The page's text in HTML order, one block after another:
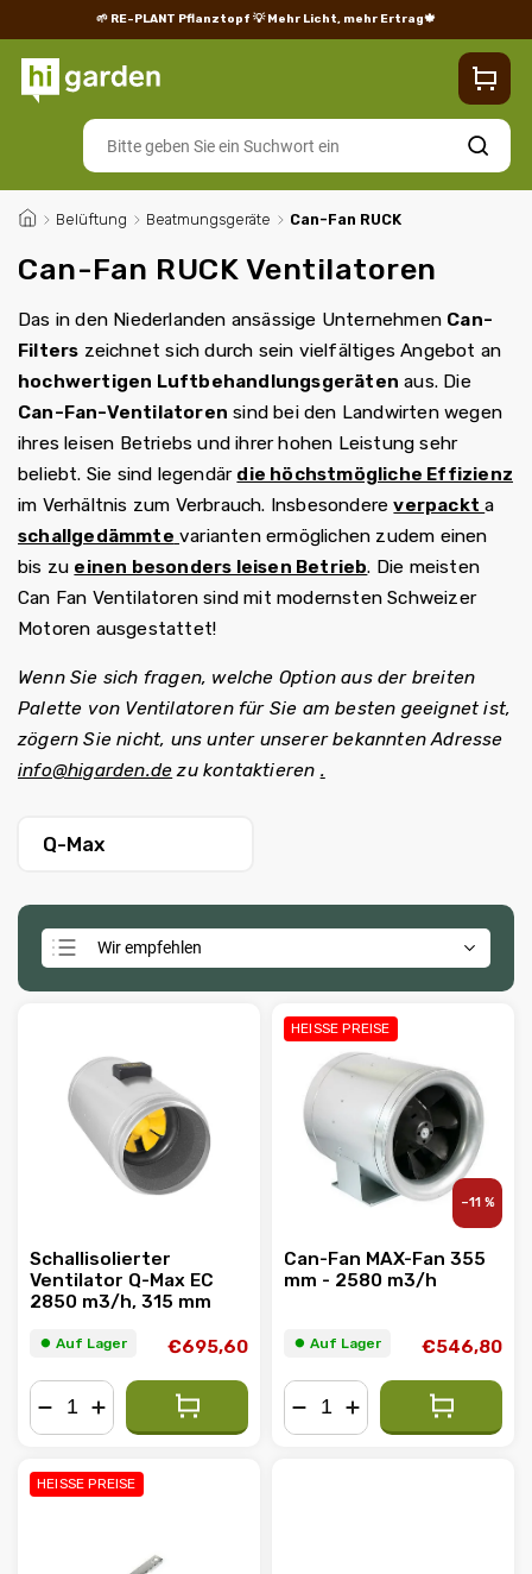
🌱 RE-PLANT Pflanztopf 💡 Mehr Licht, mehr Ertrag🍁
Suchen
/ Belüftung / Beatmungsgeräte / Can-Fan RUCK
Can-Fan RUCK Ventilatoren
Das in den Niederlanden ansässige Unternehmen Can-
Filters zeichnet sich durch sein vielfältiges Angebot an
hochwertigen Luftbehandlungsgeräten aus. Die
Can-Fan-Ventilatoren sind bei den Landwirten wegen
ihres leisen Betriebs und ihrer hohen Leistung sehr
beliebt. Sie sind legendär die höchstmögliche Effizienz
im Verhältnis zum Verbrauch. Insbesondereverpackt a
schallgedämmte varianten ermöglichen zudem einen
bis zu einen besonders leisen Betrieb. Die meisten
Can Fan Ventilatoren sind mit modernsten Schweizer
Motoren ausgestattet!
Wenn Sie sich fragen, welche Option aus der breiten
Palette von Ventilatoren für Sie am besten geeignet ist,
zögern Sie nicht, uns unter unserer bekannten Adresse
info@higarden.dezu kontaktieren .
Q-Max
Wir empfehlen
Günstigste
Meistverkauft
Alphabetisch
Schallisolierter
Ventilator Q-Max EC
2850 m3/h, 315 mm
⏺︎ Auf Lager €695,60
HEISSE PREISE
–11 %
Can-Fan MAX-Fan 355
mm - 2580 m3/h
⏺︎ Auf Lager €546,80
HEISSE PREISE